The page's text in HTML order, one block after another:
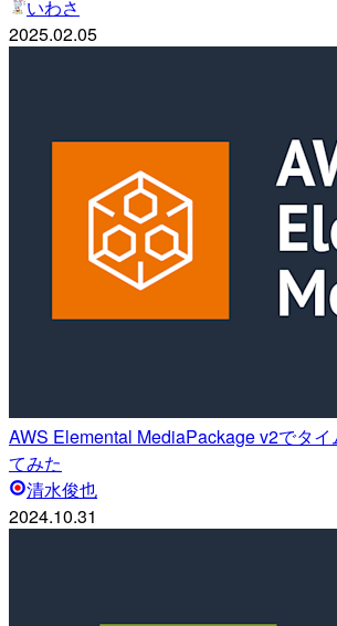
いわさ
2025.02.05
AWS Elemental MediaPackage v2でタ
てみた
清水俊也
2024.10.31